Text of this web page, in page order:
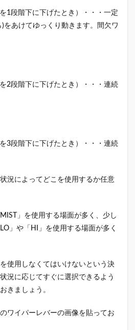
1段階下に下げたとき）・・・一定
をあけてゆっくり動きます。間欠ワ
2段階下に下げたとき）・・・連続
3段階下に下げたとき）・・・連続
況によってどこを使用するか任意
」を使用する場面が多く、少し
」や「HI」を使用する場面が多く
使用しなくてはいけないという決
況に応じてすぐに選択できるよう
きましょう。
ワイパーレバーの画像を貼ってお